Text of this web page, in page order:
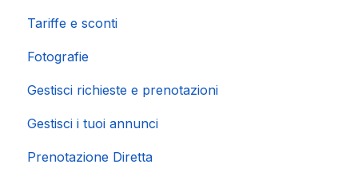
Tariffe e sconti
Fotografie
Gestisci richieste e prenotazioni
Gestisci i tuoi annunci
Prenotazione Diretta